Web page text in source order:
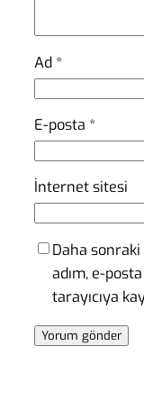
Ad *
E-posta *
İnternet sitesi
Daha
adım, e-
tarayıcıya